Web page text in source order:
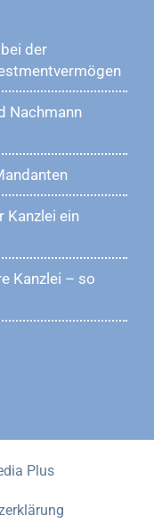
der
Nachmann
Kanzlei ein
Kanzlei – so
Plus